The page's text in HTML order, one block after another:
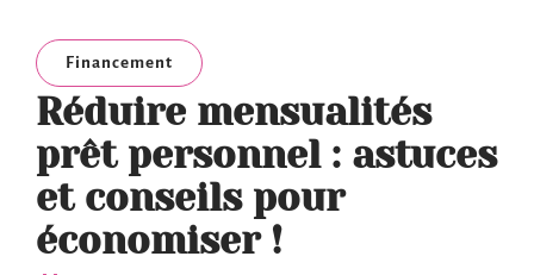
Financement
Réduire mensualités
prêt personnel : astuces
et conseils pour
économiser !